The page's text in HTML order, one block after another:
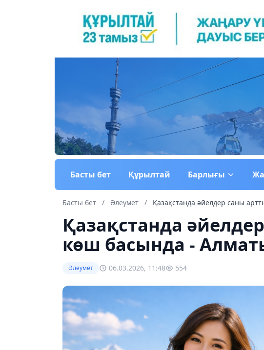
Басты бет Құрылтай Барлығы
Басты бет / Әлеумет / Қазақстанда әйелдер саны
Қазақстанда
көш басында -
Әлеумет 06.03.2026, 11:48 554